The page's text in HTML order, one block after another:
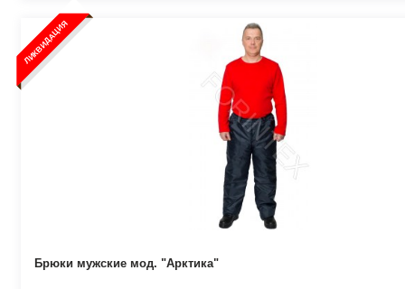
ЛИКВИДАЦИЯ
Брюки мужские мод. "Арктика"